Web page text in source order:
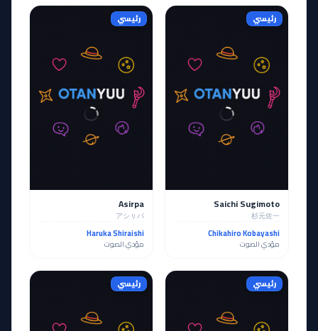
رئيسي
Saichi Sugimoto
杉元佐一
Chikahiro Kobayashi
مؤدي الصوت
رئيسي
Asirpa
アシㇼパ
Haruka Shiraishi
مؤدي الصوت
رئيسي رئيسي